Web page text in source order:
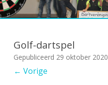
Golf-dartspel
Gepubliceerd 29 oktober 2020
← Vorige